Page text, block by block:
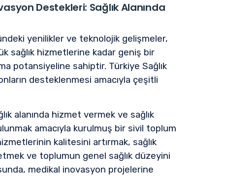
Destekleri: Sağlık Alanında
yenilikler ve teknolojik gelişmeler,
sağlık hizmetlerine kadar geniş bir
potansiyeline sahiptir. Türkiye Sağlık
desteklenmesi amacıyla çeşitli
alanında hizmet vermek ve sağlık
amacıyla kurulmuş bir sivil toplum
kalitesini artırmak, sağlık
ve toplumun genel sağlık düzeyini
medikal inovasyon projelerine